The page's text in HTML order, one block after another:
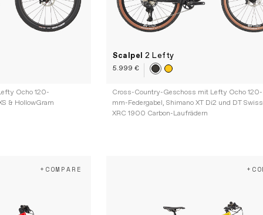
Ocho 120-
& HollowGram
Scalpel2 Lefty
5.999 €
Cross-Country-Geschoss mit Lefty Ocho 120-
mm-Federgabel, Shimano XT Di2 und DT Swiss
XRC 1900 Carbon-Laufrädern
+COMPARE